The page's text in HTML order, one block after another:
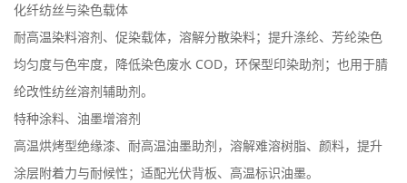
化纤纺丝与染色载体
耐高温染料溶剂、促染载体，溶解分散染料；提升涤纶、芳纶染色
均匀度与色牢度，降低染色废水 COD，环保型印染助剂；也用于腈
纶改性纺丝溶剂辅助剂。
特种涂料、油墨增溶剂
高温烘烤型绝缘漆、耐高温油墨助剂，溶解难溶树脂、颜料，提升
涂层附着力与耐候性；适配光伏背板、高温标识油墨。